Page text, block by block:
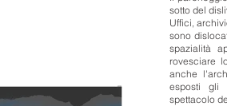
sotto del
Uffici,
sono
spazialità
rovesciare
anche
esposti gli
spettacolo